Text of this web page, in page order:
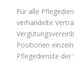
Für alle
verhandelte
Positionen
Pflegedienste der